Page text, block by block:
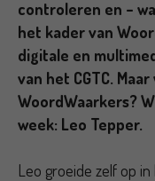
controleren en –
het kader van
digitale en
van het CGTC.
WoordWaarkers?
week: Leo Tepper.
Leo groeide zelf op